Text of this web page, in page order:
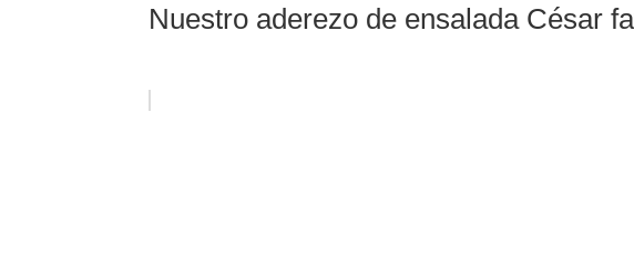
Nuestro aderezo de ensalada César